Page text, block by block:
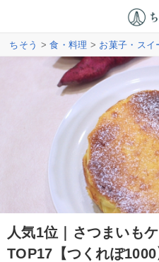
ちそう >食・料理 > お菓子・スイ
人気1位｜さつまいも
TOP17【つくれぽ1000